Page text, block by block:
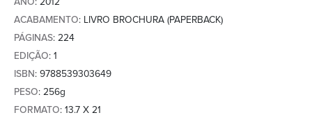
ACABAMENTO: LIVRO BROCHURA (PAPERBACK)
PÁGINAS: 224
EDIÇÃO: 1
ISBN: 9788539303649
PESO: 256g
FORMATO: 13.7 X 21